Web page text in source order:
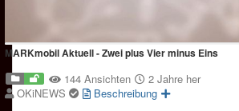
MARKmobil Aktuell - Zwei plus Vier minus Eins
144 Ansichten
2 Jahre her
OKiNEWS
Beschreibung